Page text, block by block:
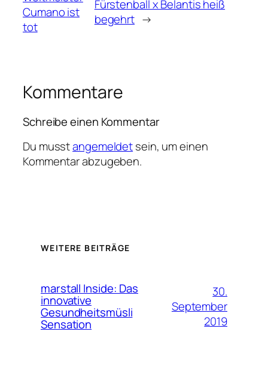
Cumano ist
tot
Fürstenball x Belantis heiß
begehrt →
Kommentare
Schreibe einen Kommentar
Du musstangemeldetsein, um einen
Kommentar abzugeben.
WEITERE BEITRÄGE
marstall Inside: Das
innovative
Gesundheitsmüsli
Sensation
30.
September
2019